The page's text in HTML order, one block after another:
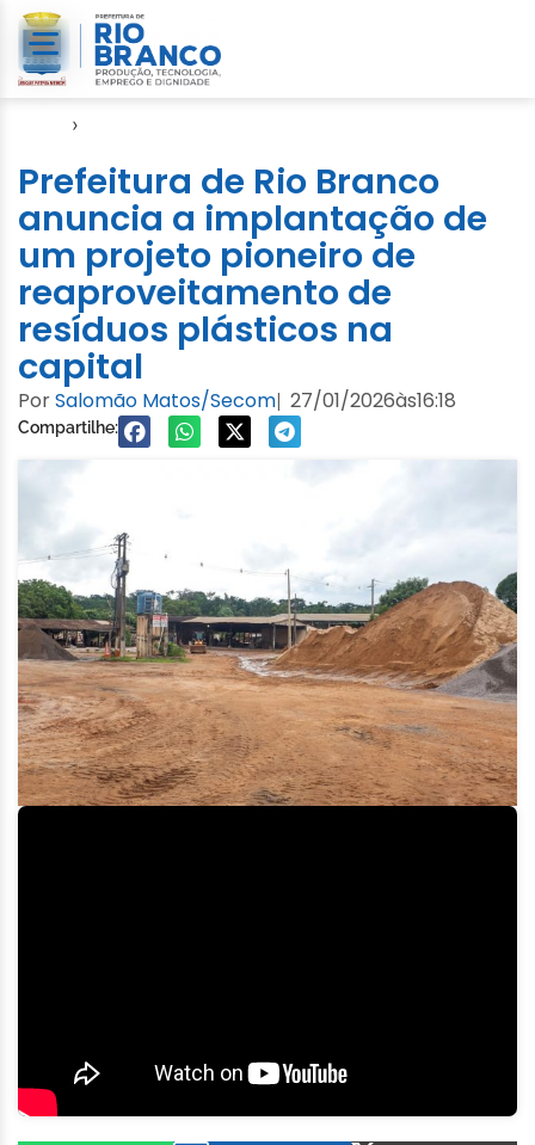
›
Prefeitura de Rio Branco
anuncia a implantação de
um projeto pioneiro de
reaproveitamento de
resíduos plásticos na
capital
PorSalomão Matos/Secom| 27/01/2026às16:18
Compartilhe: